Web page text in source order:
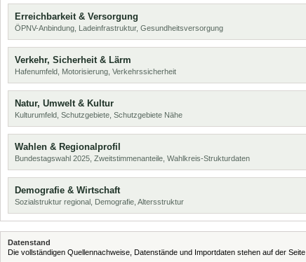
Erreichbarkeit & Versorgung
ÖPNV-Anbindung, Ladeinfrastruktur, Gesundheitsversorgung
Verkehr, Sicherheit & Lärm
Hafenumfeld, Motorisierung, Verkehrssicherheit
Natur, Umwelt & Kultur
Kulturumfeld, Schutzgebiete, Schutzgebiete Nähe
Wahlen & Regionalprofil
Bundestagswahl 2025, Zweitstimmenanteile, Wahlkreis-Strukturdaten
Demografie & Wirtschaft
Sozialstruktur regional, Demografie, Altersstruktur
Datenstand
Die vollständigen Quellennachweise, Datenstände und Importdaten stehen auf der Seite